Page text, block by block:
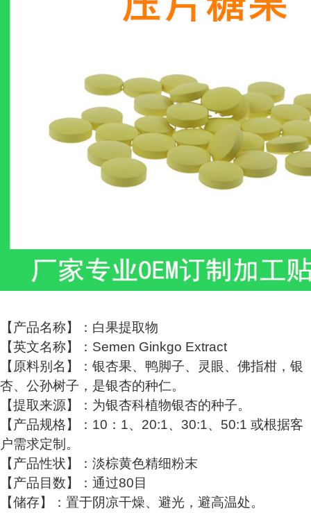
【产品名称】：白果提取物
【英文名称】：Semen Ginkgo Extract
【原料别名】：银杏果、鸭脚子、灵眼、佛指柑，银
杏、公孙树子，是银杏的种仁。
【提取来源】：为银杏科植物银杏的种子。
【产品规格】：10：1、20:1、30:1、50:1 或根据客
户需求定制。
【产品性状】：淡棕黄色精细粉末
【产品目数】：通过80目
【储存】：置于阴凉干燥、避光，避高温处。